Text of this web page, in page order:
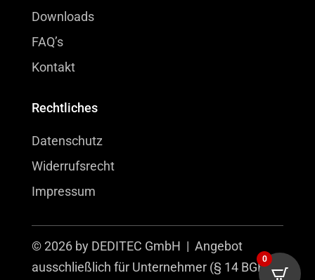
Downloads
FAQ’s
Kontakt
Rechtliches
Datenschutz
Widerrufsrecht
Impressum
© 2026 by DEDITEC GmbH | Angebot
ausschließlich für Unternehmer (§ 14 BGB).
0